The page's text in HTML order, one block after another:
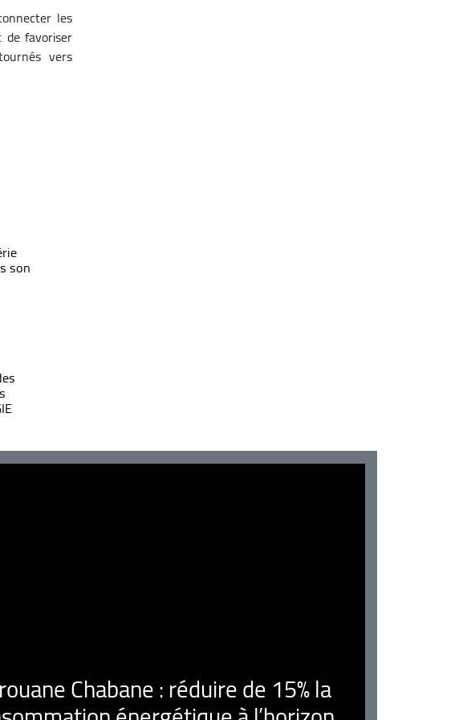
les
favoriser
vers
son
Chabane : réduire de 15% la